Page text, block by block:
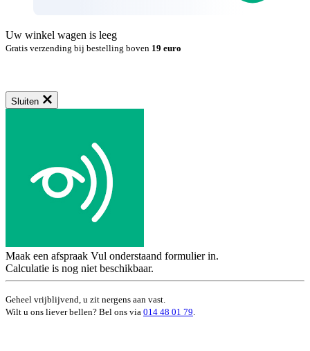
Uw winkel wagen is leeg
Gratis verzending bij bestelling boven 19 euro
Sluiten
Maak een afspraak Vul onderstaand formulier in.
Calculatie is nog niet beschikbaar.
Geheel vrijblijvend, u zit nergens aan vast.
Wilt u ons liever bellen? Bel ons via 014 48 01 79